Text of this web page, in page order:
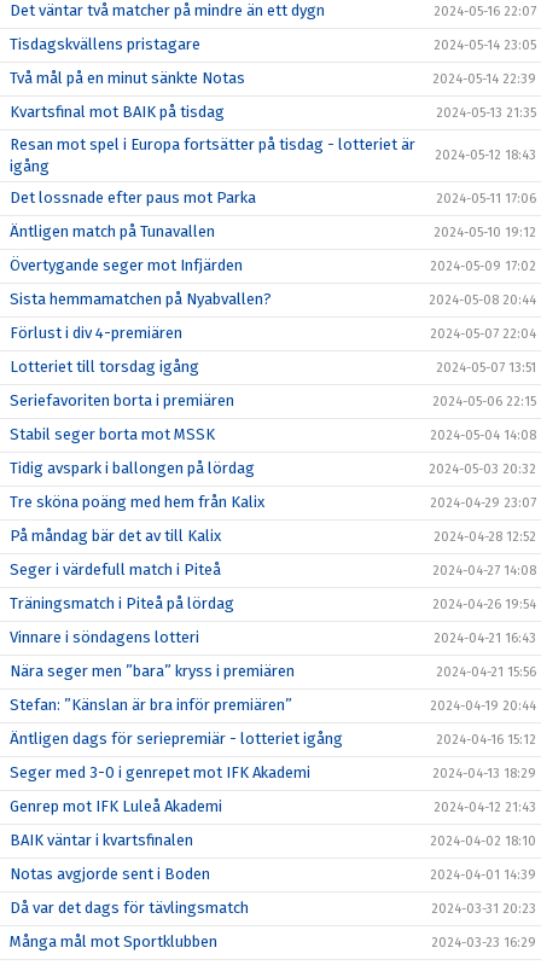
Det väntar två matcher på mindre än ett dygn 2024-05-16 22:07
Tisdagskvällens pristagare 2024-05-14 23:05
Två mål på en minut sänkte Notas 2024-05-14 22:39
Kvartsfinal mot BAIK på tisdag 2024-05-13 21:35
Resan mot spel i Europa fortsätter på tisdag - lotteriet är
igång
2024-05-12 18:43
Det lossnade efter paus mot Parka 2024-05-11 17:06
Äntligen match på Tunavallen 2024-05-10 19:12
Övertygande seger mot Infjärden 2024-05-09 17:02
Sista hemmamatchen på Nyabvallen? 2024-05-08 20:44
Förlust i div 4-premiären 2024-05-07 22:04
Lotteriet till torsdag igång 2024-05-07 13:51
Seriefavoriten borta i premiären 2024-05-06 22:15
Stabil seger borta mot MSSK 2024-05-04 14:08
Tidig avspark i ballongen på lördag 2024-05-03 20:32
Tre sköna poäng med hem från Kalix 2024-04-29 23:07
På måndag bär det av till Kalix 2024-04-28 12:52
Seger i värdefull match i Piteå 2024-04-27 14:08
Träningsmatch i Piteå på lördag 2024-04-26 19:54
Vinnare i söndagens lotteri 2024-04-21 16:43
Nära seger men ”bara” kryss i premiären 2024-04-21 15:56
Stefan: ”Känslan är bra inför premiären” 2024-04-19 20:44
Äntligen dags för seriepremiär - lotteriet igång 2024-04-16 15:12
Seger med 3-0 i genrepet mot IFK Akademi 2024-04-13 18:29
Genrep mot IFK Luleå Akademi 2024-04-12 21:43
BAIK väntar i kvartsfinalen 2024-04-02 18:10
Notas avgjorde sent i Boden 2024-04-01 14:39
Då var det dags för tävlingsmatch 2024-03-31 20:23
Många mål mot Sportklubben 2024-03-23 16:29